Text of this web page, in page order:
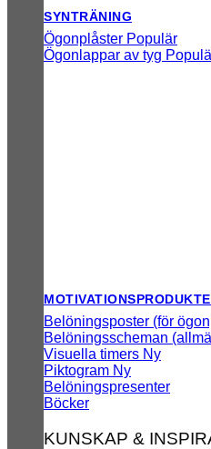
SYNTRÄNING
Ögonplåster
Ögonlappar av tyg
Belöningsposter (för
Belöningsscheman
Visuella timers
Piktogram
Belöningspresenter
Böcker
KUNSKAP &